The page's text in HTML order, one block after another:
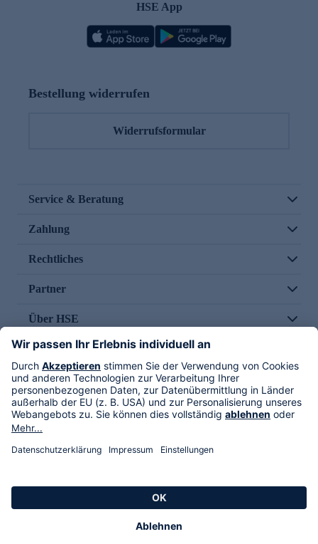
HSE App
Bestellung widerrufen
Widerrufsformular
Service & Beratung
Zahlung
Rechtliches
Partner
Über HSE
Im TV
HSE International